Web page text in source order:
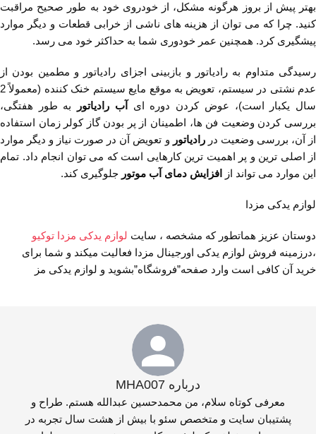
بهتر پیش از بروز هرگونه مشکل، از خودروی خود به طور صحیح مراقبت
کنید. چرا که می توان از هزینه های ناشی از خرابی قطعات و دیگر موارد
پیشگیری کرد. همچنین عمر خودوری شما به حداکثر خود می رسد.
رسیدگی متداوم به رادیاتور و بازبینی اجزای رادیاتور و مطمین بودن از
عدم نشتی در سیستم، تعویض به موقع مایع سیستم خنک کننده (معمولاً 2
سال یکبار است)، عوض کردن دوره ای
آب رادیاتور
به طور هفتگی،
بررسی کردن وضعیت فن ها، اطمینان از پر بودن گاز کولر زمان استفاده
از آن، بررسی وضعیت دررادیاتور و تعویض آن در صورت نیاز و دیگر موارد
از اصلی ترین و پر اهمیت ترین کارهایی است که می ‌توان انجام داد. تمام
این موارد می تواند از
افزایش دمای آب موتور جلوگیری کند.
لوازم یدکی مزدا
دوستان عزیز هماتطور که مشخصه ، سایت لوازم یدکی مزدا توکیو
،درزمینه فروش لوازم یدکی اورجینال مزدا فعالیت میکند و شما برای
خرید آن کافی است وارد صفحه”فروشگاه”بشوید و لوازم یدکی مز
درباره MHA007
معرفی کوتاه سلام، من محمدحسین عبدالله هستم. طراح و
پشتیبان سایت و متخصص سئو با بیش از هشت سال تجربه در